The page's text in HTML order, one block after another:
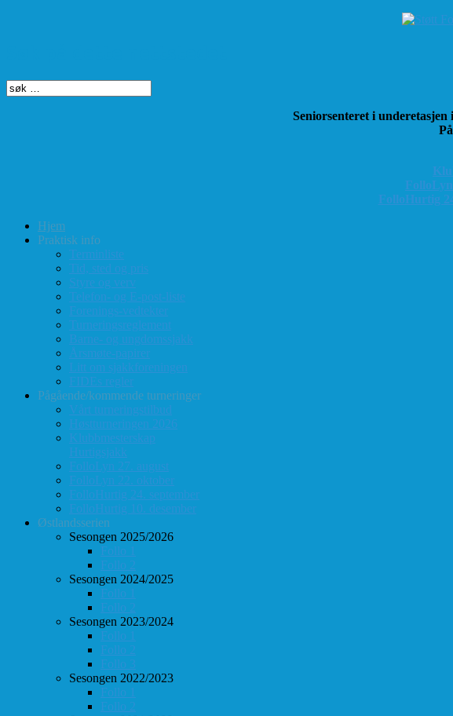
Seniorsenteret i
K
FolloHurtig
Hjem
Praktisk info
Terminliste
Tid, sted og pris
Styre og verv
Telefon- og E-post-liste
Forenings-vedtekter
Turneringsreglement
Barne- og ungdomssjakk
Årsmøte-papirer
Litt om sjakkforeningen
FIDEs regler
Pågående/kommende turneringer
Vårt turneringstilbud
Høstturneringen 2026
Klubbmesterskap
Hurtigsjakk
FolloLyn 27. august
FolloLyn 22. oktober
FolloHurtig 24. september
FolloHurtig 10. desember
Østlandsserien
Sesongen 2025/2026
Follo 1
Follo 2
Sesongen 2024/2025
Follo 1
Follo 2
Sesongen 2023/2024
Follo 1
Follo 2
Follo 3
Sesongen 2022/2023
Follo 1
Follo 2